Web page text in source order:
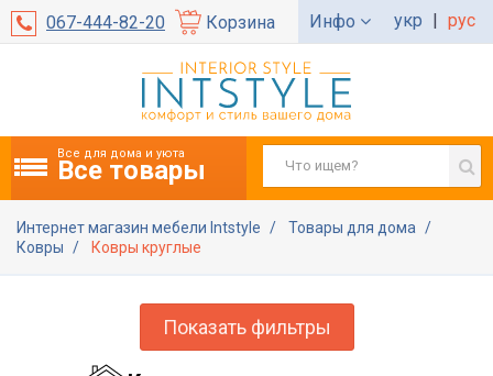
067-444-82-20 Корзина Инфо укр | рус
Все для дома и уюта
Все товары
Интернет магазин мебели Intstyle
Товары для дома
Ковры
Ковры круглые
Показать фильтры